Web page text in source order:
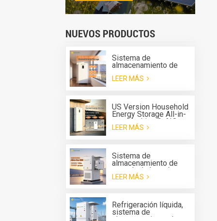
NUEVOS PRODUCTOS
Sistema de
almacenamiento de
energía apilable para el
hogar Greensun, todo
LEER MÁS
US Version Household
Energy Storage All-in-
one Machine G-AIO-
200-U7.2K
LEER MÁS
Sistema de
almacenamiento de
energía de batería
(BESS) todo en uno
con refrigeración
líquida.
LEER MÁS
Refrigeración líquida,
sistema de